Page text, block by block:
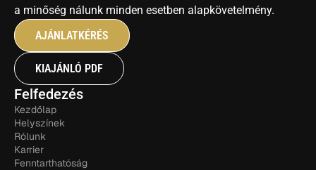
a minőség nálunk minden esetben alapkövetelmény.
AJÁNLATKÉRÉS
KIAJÁNLÓ PDF
Felfedezés
Kezdőlap
Helyszínek
Rólunk
Karrier
Fenntarthatóság